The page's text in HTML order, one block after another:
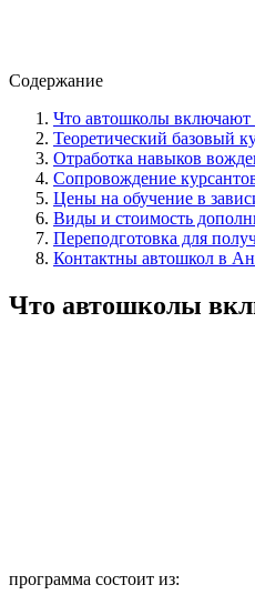
Содержание
Что автошколы включают
Теоретический базовый
Отработка навыков
Сопровождение
Цены на обучение в
Виды и стоимость
Переподготовка для
Контактны автошкол в
Что автошколы
программа состоит из: